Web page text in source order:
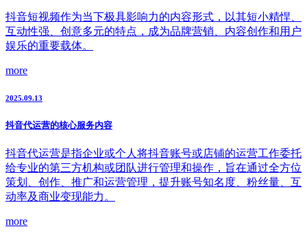
抖音短视频作为当下极具影响力的内容形式，以其短小精悍、
互动性强、创意多元的特点，成为品牌营销、内容创作和用户
娱乐的重要载体。
more
2025.09.13
抖音代运营的核心服务内容
抖音代运营是指企业或个人将抖音账号或店铺的运营工作委托
给专业的第三方机构或团队进行管理和操作，旨在通过全方位
策划、创作、推广和运营管理，提升账号知名度、粉丝量、互
动率及商业变现能力。
more